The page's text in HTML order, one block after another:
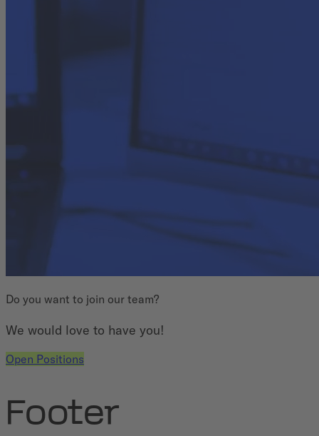
Do you want to join our team?
We would love to have you!
Open Positions
Footer